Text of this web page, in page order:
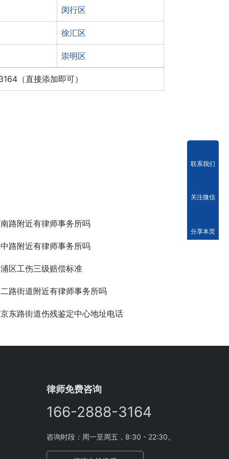
闵行区
徐汇区
崇明区
（直接添加即可）
路附近有律师事务所吗
路附近有律师事务所吗
区工伤三级赔偿标准
路街道附近有律师事务所吗
东路街道伤残鉴定中心地址电话
律师免费咨询
166-2888-3164
咨询时段：周一至周五，8:30 - 22:30。
联系我们
关注微信
分享本页